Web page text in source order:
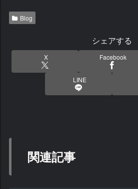
Blog
シェアする
X Facebook
LINE
関連記事